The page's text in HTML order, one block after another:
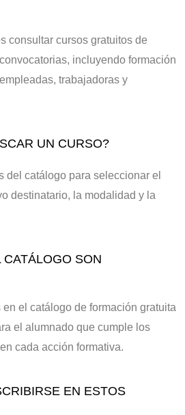
consultar cursos gratuitos de
incluyendo formación
trabajadoras y
UN CURSO?
del catálogo para seleccionar el
destinatario, la modalidad y la
SON
el catálogo de formación gratuita
el alumnado que cumple los
cada acción formativa.
EN ESTOS